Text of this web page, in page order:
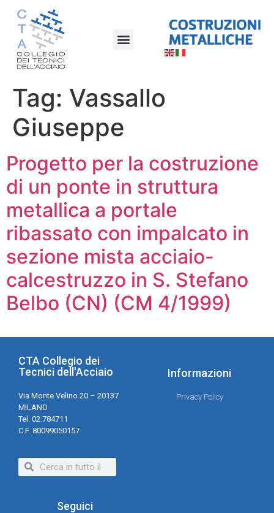
Tag: Vassallo
Giuseppe
Progetto per la costruzione
di un ponte in struttura
metallica a portale
ribassato con impalcato in
sezione mista acciaio-
calcestruzzo in S. Stefano
Belbo (CN) (CM 4/1999)
CTA Collegio dei
Tecnici dell'Acciaio
Via Monte Velino 20 – 20137
MILANO
Tel. 02.784711
C.F. 80099050157
Informazioni
Privacy Policy
Seguici